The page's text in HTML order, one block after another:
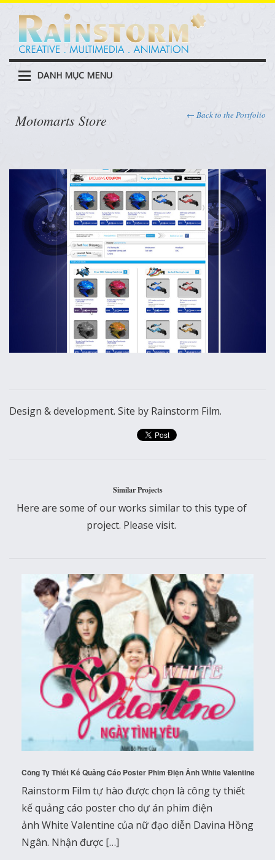
DANH MỤC MENU
Motomarts Store ← Back to the Portfolio
Design & development. Site by Rainstorm Film.
Similar Projects
Here are some of our works similar to this type of
project. Please visit.
Công Ty Thiết Kế Quảng Cáo Poster Phim Điện Ảnh White Valentine
Rainstorm Film tự hào được chọn là công ty thiết
kế quảng cáo poster cho dự án phim điện
ảnh White Valentine của nữ đạo diễn Davina Hồng
Ngân. Nhận được […]